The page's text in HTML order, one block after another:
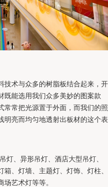
技术与众多的树脂板结合起来，开
既能选用我们众多美妙的图案款
常常把光源置于外面，而我们的照
明亮而均匀地透射出板材的这个表
灯、异形吊灯、酒店大型吊灯、
、灯墙、主题灯、灯饰、灯柱、
艺术灯等等。